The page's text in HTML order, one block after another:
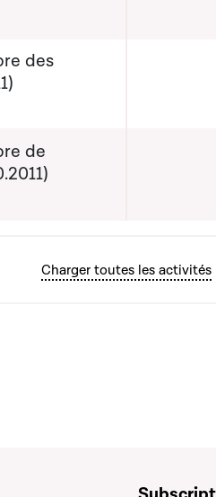
03-2012
servant à afficher ou cacher
des
de
Charger toutes les activités